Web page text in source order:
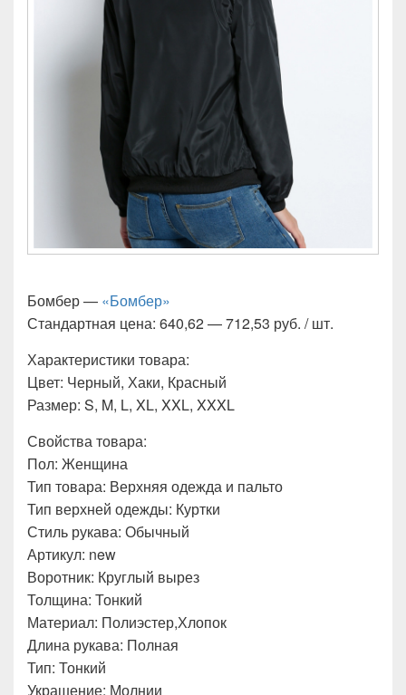
Бомбер — «Бомбер»
Стандартная цена: 640,62 — 712,53 руб. / шт.
Характеристики товара:
Цвет: Черный, Хаки, Красный
Размер: S, M, L, XL, XXL, XXXL
Свойства товара:
Пол: Женщина
Тип товара: Верхняя одежда и пальто
Тип верхней одежды: Куртки
Стиль рукава: Обычный
Артикул: new
Воротник: Круглый вырез
Толщина: Тонкий
Материал: Полиэстер,Хлопок
Длина рукава: Полная
Тип: Тонкий
Украшение: Молнии